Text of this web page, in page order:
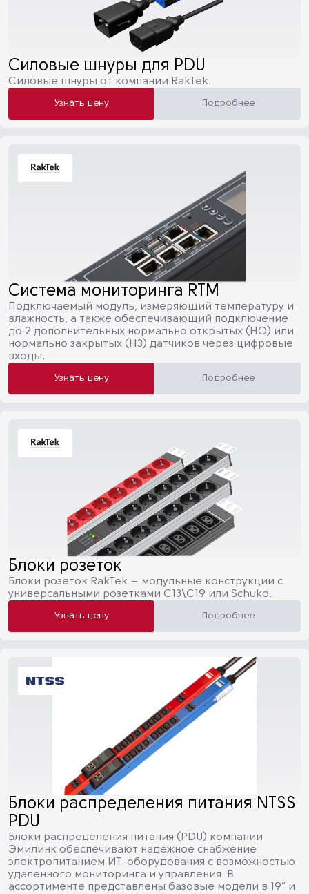
Силовые шнуры для PDU
Силовые шнуры от компании RakTek.
Узнать цену Подробнее
Система мониторинга RTM
Подключаемый модуль, измеряющий температуру и
влажность, а также обеспечивающий подключение
до 2 дополнительных нормально открытых (НО) или
нормально закрытых (НЗ) датчиков через цифровые
входы.
Узнать цену Подробнее
Блоки розеток
Блоки розеток RakTek – модульные конструкции с
универсальными розетками C13\C19 или Schuko.
Узнать цену Подробнее
Блоки распределения питания NTSS
PDU
Блоки распределения питания (PDU) компании
Эмилинк обеспечивают надежное снабжение
электропитанием ИТ-оборудования с возможностью
удаленного мониторинга и управления. В
ассортименте представлены базовые модели в 19” и